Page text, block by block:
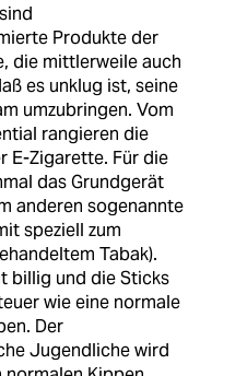
Produkte der
die mittlerweile auch
es unklug ist, seine
umzubringen. Vom
rangieren die
E-Zigarette. Für die
das Grundgerät
anderen sogenannte
speziell zum
Tabak).
billig und die Sticks
wie eine normale
Der
Jugendliche wird